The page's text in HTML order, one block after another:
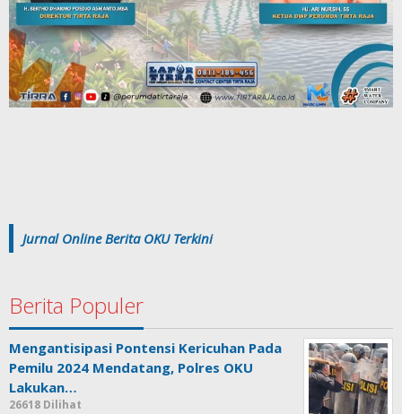
Jurnal Online Berita OKU Terkini
Berita Populer
Mengantisipasi Pontensi Kericuhan Pada
Pemilu 2024 Mendatang, Polres OKU
Lakukan…
26618 Dilihat